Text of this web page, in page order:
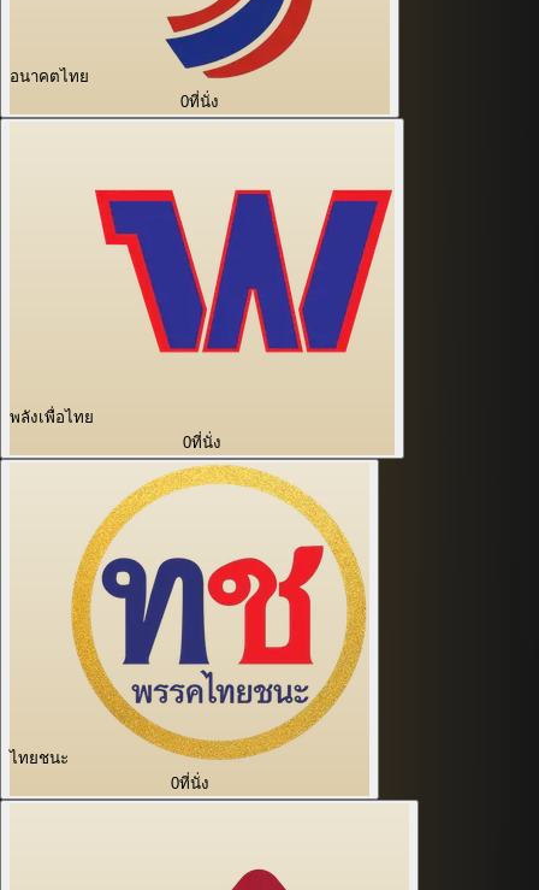
อนาคตไทย
0ที่นั่ง
พลังเพื่อไทย
0ที่นั่ง
ไทยชนะ
0ที่นั่ง